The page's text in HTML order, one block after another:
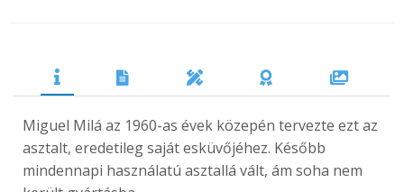
Miguel Milá az 1960-as évek közepén tervezte ezt az
asztalt, eredetileg saját esküvőjéhez. Később
mindennapi használatú asztallá vált, ám soha nem